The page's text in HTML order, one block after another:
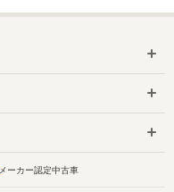
メーカー認定中古車